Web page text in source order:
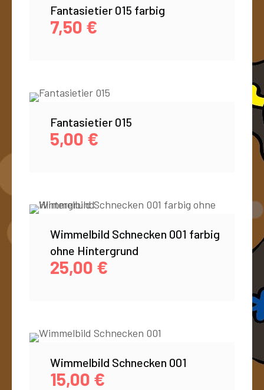
Fantasietier 015 farbig
7,50 €
Fantasietier 015
5,00 €
Wimmelbild Schnecken 001 farbig
ohne Hintergrund
25,00 €
Wimmelbild Schnecken 001
15,00 €